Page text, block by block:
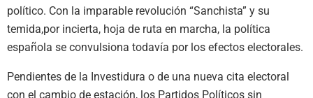
político. Con la imparable revolución “Sanchista” y su
temida,por incierta, hoja de ruta en marcha, la política
española se convulsiona todavía por los efectos electorales.
Pendientes de la Investidura o de una nueva cita electoral
con el cambio de estación, los Partidos Políticos sin